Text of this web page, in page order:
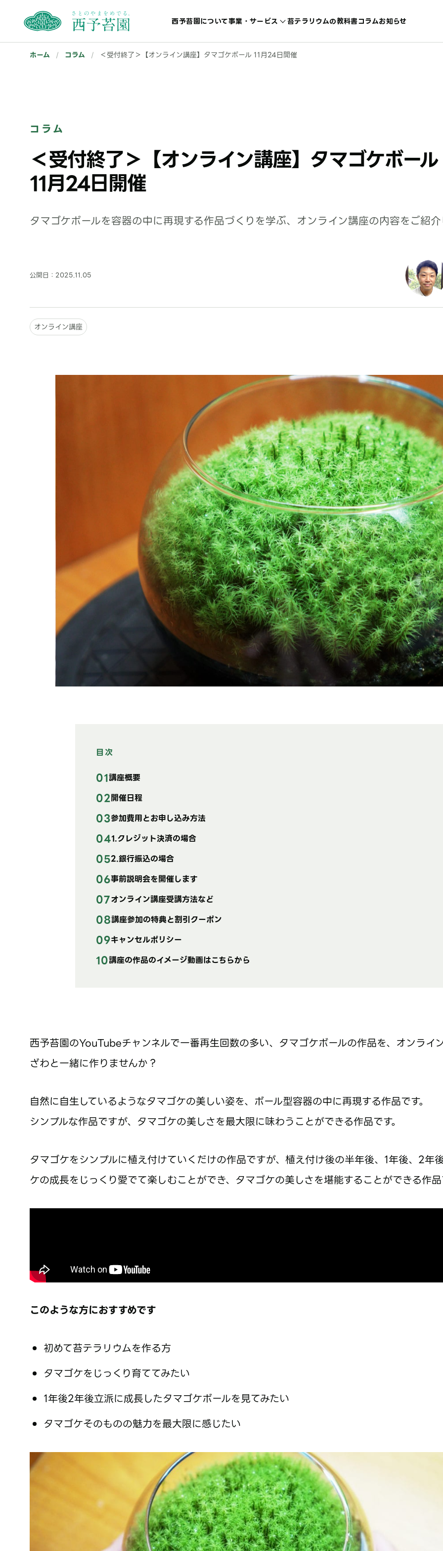
西予苔園について事業・サービス 苔テラリウムの教科書コラムお知らせ
ホーム / コラム / ＜受付終了＞【オンライン講座】タマゴケボール 11月24日開催
コラム
＜受付終了＞【オンライン講座】タマゴケボール
11月24日開催
タマゴケボールを容器の中に再現する作品づくりを学ぶ、オンライン講座の内容をご紹介
公開日： 2025.11.05
オンライン講座
目次
講座概要
開催日程
参加費用とお申し込み方法
1.クレジット決済の場合
2.銀行振込の場合
事前説明会を開催します
オンライン講座受講方法など
講座参加の特典と割引クーポン
キャンセルポリシー
講座の作品のイメージ動画はこちらから
西予苔園のYouTubeチャンネルで一番再生回数の多い、タマゴケボールの作品を、オンライ
ざわと一緒に作りませんか？
自然に自生しているようなタマゴケの美しい姿を、ボール型容器の中に再現する作品です。
シンプルな作品ですが、タマゴケの美しさを最大限に味わうことができる作品です。
タマゴケをシンプルに植え付けていくだけの作品ですが、植え付け後の半年後、1年後、2年
ケの成長をじっくり愛でて楽しむことができ、タマゴケの美しさを堪能することができる作品
このような方におすすめです
初めて苔テラリウムを作る方
タマゴケをじっくり育ててみたい
1年後2年後立派に成長したタマゴケボールを見てみたい
タマゴケそのものの魅力を最大限に感じたい